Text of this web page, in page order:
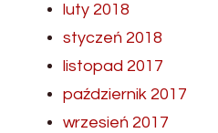
luty 2018
styczeń 2018
listopad 2017
październik 2017
wrzesień 2017